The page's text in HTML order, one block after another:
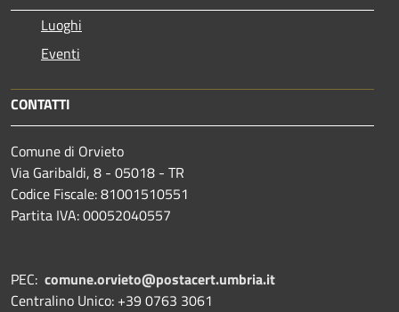
Luoghi
Eventi
CONTATTI
Comune di Orvieto
Via Garibaldi, 8 - 05018 - TR
Codice Fiscale: 81001510551
Partita IVA: 00052040557
PEC: comune.orvieto@postacert.umbria.it
Centralino Unico: +39 0763 3061